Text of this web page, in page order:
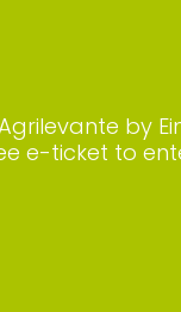
by
e-ticket to